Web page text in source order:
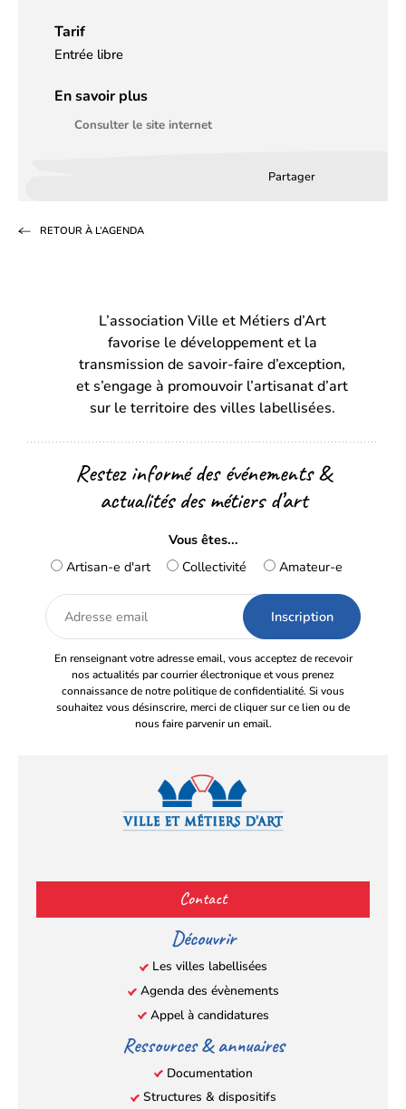
Tarif
Entrée libre
En savoir plus
Consulter le site internet
Partager
un
onglet)onglet)
RETOUR À L’AGENDA
L’association Ville et Métiers d’Art
favorise le développement et la
transmission de savoir-faire d’exception,
et s’engage à promouvoir l’artisanat d’art
sur le territoire des villes labellisées.
Restez informé des événements &
actualités des métiers d’art
Vous êtes...
Artisan-e d'art
Collectivité Amateur-e
Adresse
email
En renseignant votre adresse email, vous acceptez de recevoir
nos actualités par courrier électronique et vous prenez
connaissance de notre politique de confidentialité. Si vous
souhaitez vous désinscrire, merci de cliquer sur ce lien ou de
nous faire parvenir un email.
(s’ouvre
dans
nouvel
onglet)
(s’ouvre
dans
nouvel
onglet)
(s’ouvre
dans
nouvel
onglet)
(s’ouvre
nouvel
onglet)
Contact
Découvrir
Les villes labellisées
Agenda des évènements
Appel à candidatures
Ressources & annuaires
Documentation
Structures & dispositifs